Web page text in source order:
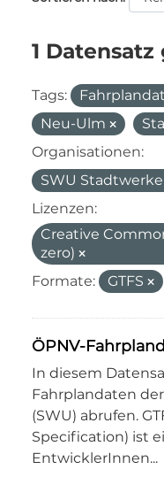
1
Tags:
Neu-Ulm
Organisationen:
SWU
Lizenzen:
Creative
zero)
Formate:
GTFS
ÖPNV-
In diesem
Fahrplandaten
(SWU) abrufen.
Specification) ist
EntwicklerInnen...